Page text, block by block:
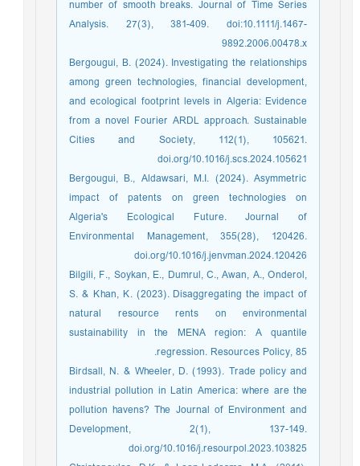
number of smooth breaks. Journal of Time Series
Analysis. 27(3), 381-409. doi:10.1111/j.1467-
9892.2006.00478.x
Bergougui, B. (2024). Investigating the relationships
among green technologies, financial development,
and ecological footprint levels in Algeria: Evidence
from a novel Fourier ARDL approach. Sustainable
Cities and Society, 112(1), 105621.
doi.org/10.1016/j.scs.2024.105621
Bergougui, B., Aldawsari, M.I. (2024). Asymmetric
impact of patents on green technologies on
Algeria's Ecological Future. Journal of
Environmental Management, 355(28), 120426.
doi.org/10.1016/j.jenvman.2024.120426
Bilgili, F., Soykan, E., Dumrul, C., Awan, A., Onderol,
S. & Khan, K. (2023). Disaggregating the impact of
natural resource rents on environmental
sustainability in the MENA region: A quantile
regression. Resources Policy, 85.
Birdsall, N. & Wheeler, D. (1993). Trade policy and
industrial pollution in Latin America: where are the
pollution havens? The Journal of Environment and
Development, 2(1), 137-149.
doi.org/10.1016/j.resourpol.2023.103825